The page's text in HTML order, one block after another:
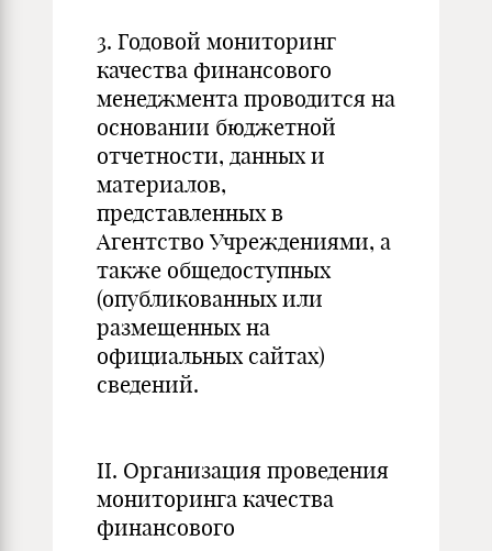
3. Годовой мониторинг
качества финансового
менеджмента проводится на
основании бюджетной
отчетности, данных и
материалов,
представленных в
Агентство Учреждениями, а
также общедоступных
(опубликованных или
размещенных на
официальных сайтах)
сведений.
II. Организация проведения
мониторинга качества
финансового